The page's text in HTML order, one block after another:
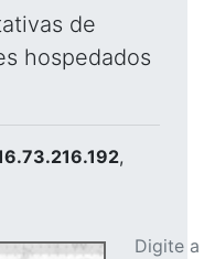
de
hospedados
,
Digite